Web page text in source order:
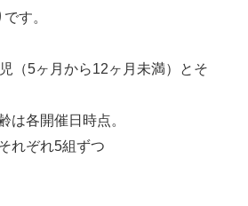
す。
（5ヶ月から12ヶ月未満）とそ
は各開催日時点。
れぞれ5組ずつ